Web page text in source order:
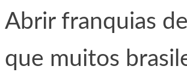
Abrir franquias
que muitos